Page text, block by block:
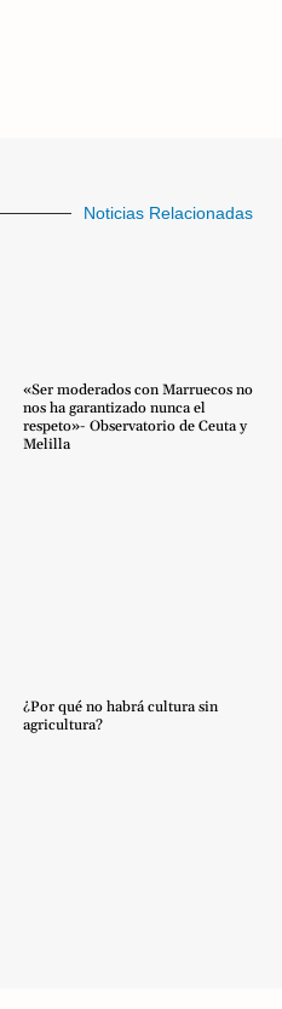
Noticias Relacionadas
«Ser moderados con Marruecos no
nos ha garantizado nunca el
respeto»- Observatorio de Ceuta y
Melilla
¿Por qué no habrá cultura sin
agricultura?